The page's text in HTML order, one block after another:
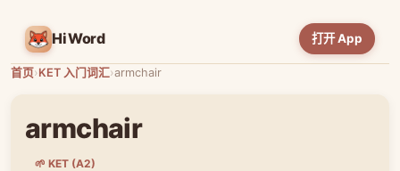
HiWord 打开 App
首页›KET 入门词汇›armchair
armchair
🌱 KET (A2)